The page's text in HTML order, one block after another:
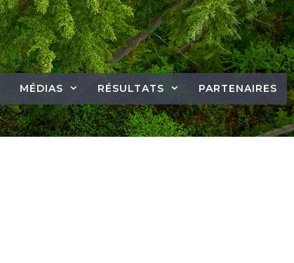
MÉDIAS RÉSULTATS PARTENAIRES